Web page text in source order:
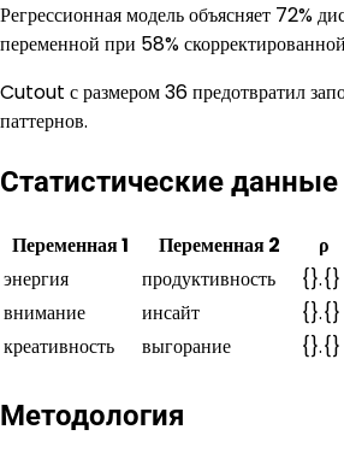
Регрессионная модель объясняет 72%
переменной при 58%
Cutout с размером 36 предотвратил
паттернов.
Статистические данные
Переменная 1 Переменная 2 ρ
энергия
продуктивность {}.{}
внимание
инсайт {}.{}
креативность
выгорание {}.{}
Методология